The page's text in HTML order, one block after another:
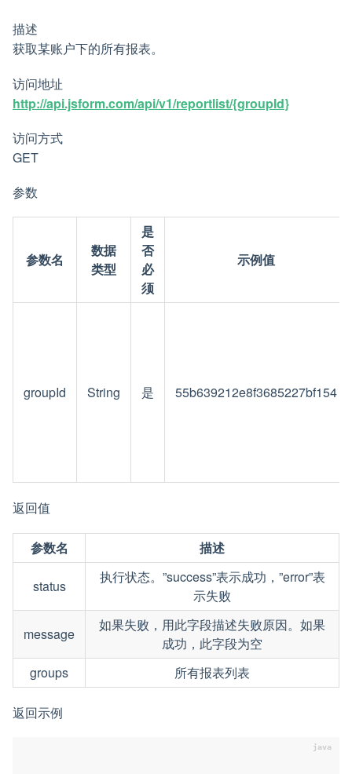
描述
获取某账户下的所有报表。
访问地址
http://api.jsform.com/api/v1/reportlist/{groupId}
访问方式
GET
参数
参数名
数据
类型
是
否
必
须
示例值
groupId String 是 55b639212e8f3685227bf154
返回值
参数名 描述
status
执行状态。”success”表示成功，”error”表
示失败
message
如果失败，用此字段描述失败原因。如果
成功，此字段为空
groups
所有报表列表
返回示例